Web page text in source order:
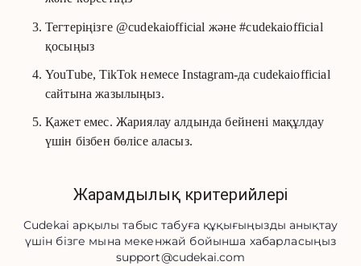
Тегтеріңізге @cudekaiofficial және #cudekaiofficial
қосыңыз
YouTube, TikTok немесе Instagram-да cudekaiofficial
сайтына жазылыңыз.
Қажет емес. Жариялау алдында бейнені мақұлдау
үшін бізбен бөлісе аласыз.
Жарамдылық критерийлері
Cudekai арқылы табыс табуға құқығыңызды анықтау
үшін бізге мына мекенжай бойынша хабарласыңыз
support@cudekai.com